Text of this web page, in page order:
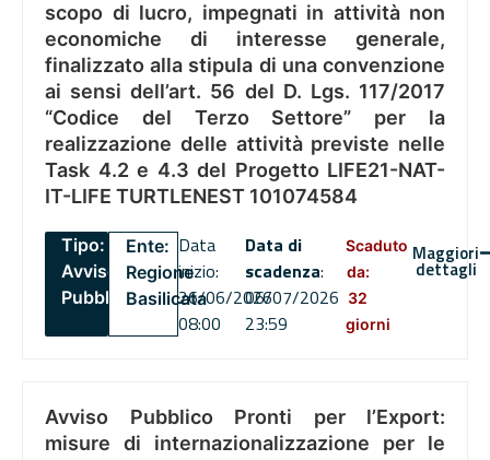
scopo di lucro, impegnati in attività non
economiche di interesse generale,
finalizzato alla stipula di una convenzione
ai sensi dell’art. 56 del D. Lgs. 117/2017
“Codice del Terzo Settore” per la
realizzazione delle attività previste nelle
Task 4.2 e 4.3 del Progetto LIFE21-NAT-
IT-LIFE TURTLENEST 101074584
Tipo:
Avviso
Pubblico
Ente:
Regione
Basilicata
Data
inizio:
26/06/2026
08:00
Data di
scadenza:
06/07/2026
23:59
Scaduto
da:
32
giorni
Maggiori
dettagli
Avviso Pubblico Pronti per l’Export:
misure di internazionalizzazione per le